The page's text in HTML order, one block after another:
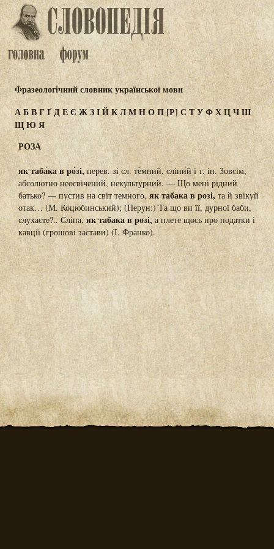
Фразеологічний словник української мови
АБВГҐДЕЄ ЖЗІЙКЛМНОП[Р] С ТУФХЦЧШ
ЩЮ Я
РОЗА
як таба́ка в ро́зі, перев. зі сл. те́мний, сліпи́й і т. ін. Зовсім,
абсолютно неосвічений, некультурний. — Що мені рідний
батько? — пустив на світ темного,як табака в розі, та й звікуй
отак… (М. Коцюбинський); (Перун:) Та що ви її, дурної баби,
слухаєте?.. Сліпа, як табака в розі, а плете щось про податки і
кавції (грошові застави) (І. Франко).